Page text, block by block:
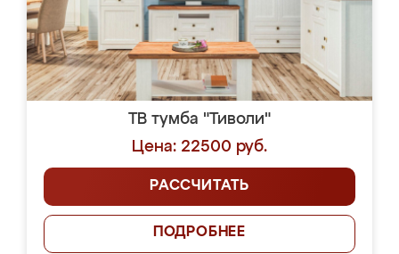
ТВ тумба "Тиволи"
Цена: 22500 руб.
РАССЧИТАТЬ
ПОДРОБНЕЕ